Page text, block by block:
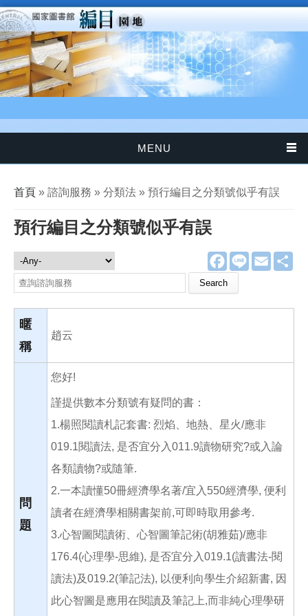
移至主內容
MENU
您在這裡
首頁 » 諮詢服務 » 分類法 » 預行編目之分類號似乎有誤
預行編目之分類號似乎有誤
F
a
e
o
L
E
m
諮詢服務
Search this site
暱
稱
趙云
問
題
您好!
謹提供數本分類號有疑問的書：
1.楊照閱讀札記套書: 烈焰、地熱、星火/應非
019.1閱讀法, 是否宜分入011.9讀物研究?或入論
各類讀物?或隨筆.
2.一本讀懂50冊經濟學名著/宜入550經濟學, 便利
讀者在經濟學相關書架前,可即時取用參考.
3.心智圖閱讀術、心智圖筆記術(胡雅茹)/應非
176.4(心理學-思維), 是否宜分入019.1(讀書法-閱
讀法)及019.2(筆記法), 以便利向學生介紹新書, 因
此心智圖是應用在閱讀及筆記上,而非純心理學研